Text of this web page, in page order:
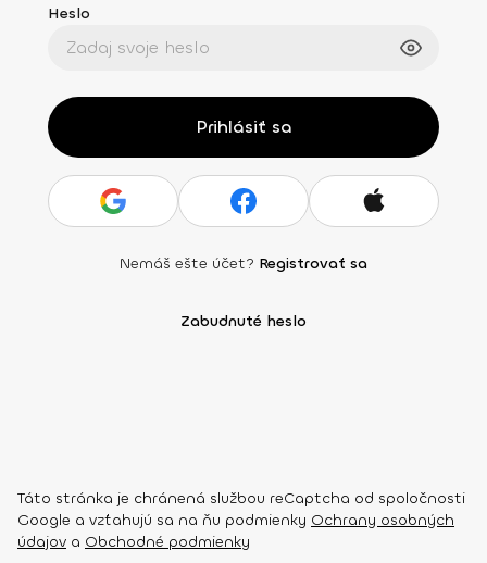
Heslo
Prihlásiť sa
Nemáš ešte účet? Registrovať sa
Zabudnuté heslo
Táto stránka je chránená službou reCaptcha od spoločnosti
Google a vzťahujú sa na ňu podmienky Ochrany osobných
údajov a Obchodné podmienky